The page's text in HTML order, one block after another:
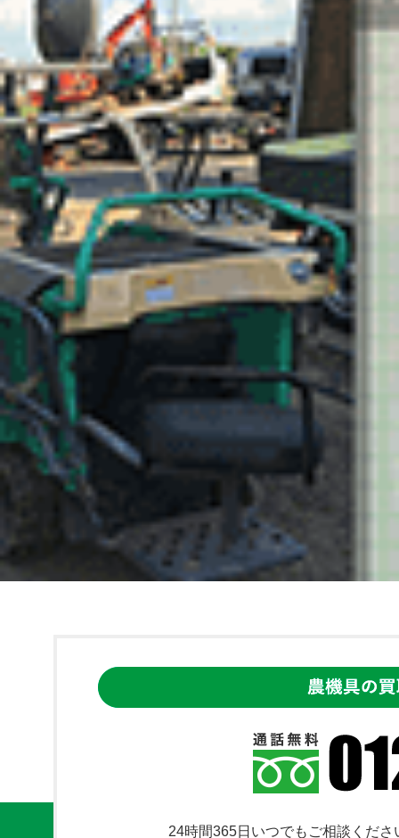
24時間365日いつでもご相談くださ